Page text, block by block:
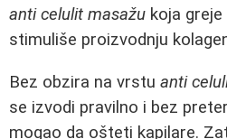
anti celulit masažu koja
stimuliše proizvodnju
Bez obzira na vrstu anti
se izvodi pravilno i bez
mogao da ošteti kapilare.